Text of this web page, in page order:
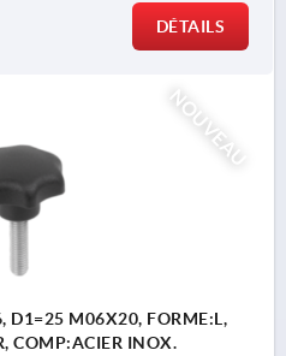
DÉTAILS
NOUVEAU
D1=25 M06X20, FORME:L,
COMP:ACIER INOX.